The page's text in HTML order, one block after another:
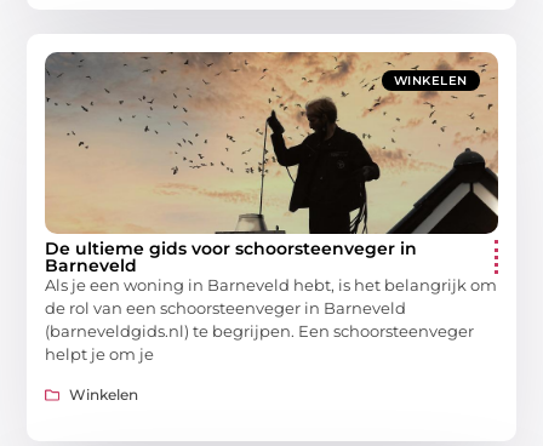
WINKELEN
De ultieme gids voor schoorsteenveger in
Barneveld
Als je een woning in Barneveld hebt, is het belangrijk om
de rol van een schoorsteenveger in Barneveld
(barneveldgids.nl) te begrijpen. Een schoorsteenveger
helpt je om je
Winkelen